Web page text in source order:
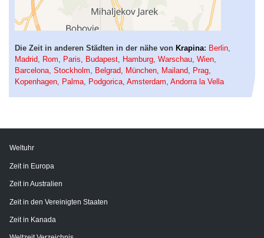
Die Zeit in anderen Städten in der nähe von Krapina: Berlin
Madrid
Rom Paris Budapest Hamburg Warschau Wien
Barcelona Stockholm Belgrad München Mailand Prag
Kopenhagen
Palma Podgorica Amsterdam Andorra la Vella
Weltuhr
Zeit in Europa
Zeit in Australien
Zeit in den Vereinigten Staaten
Zeit in Kanada